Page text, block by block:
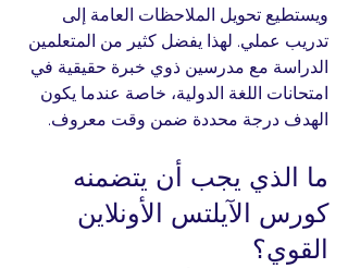
ويستطيع تحويل الملاحظات العامة إلى
تدريب عملي. لهذا يفضل كثير من المتعلمين
الدراسة مع مدرسين ذوي خبرة حقيقية في
امتحانات اللغة الدولية، خاصة عندما يكون
الهدف درجة محددة ضمن وقت معروف.
ما الذي يجب أن يتضمنه
كورس الآيلتس الأونلاين
القوي؟